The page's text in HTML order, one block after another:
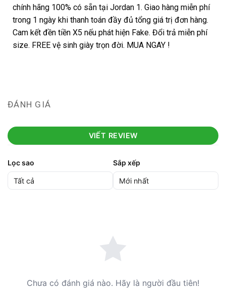
chính hãng 100% có sẵn tại Jordan 1. Giao hàng miễn phí
trong 1 ngày khi thanh toán đầy đủ tổng giá trị đơn hàng.
Cam kết đền tiền X5 nếu phát hiện Fake. Đổi trả miễn phí
size. FREE vệ sinh giày trọn đời. MUA NGAY !
ĐÁNH GIÁ
VIẾT REVIEW
Lọc sao Sắp xếp
Chưa có đánh giá nào. Hãy là người đầu tiên!